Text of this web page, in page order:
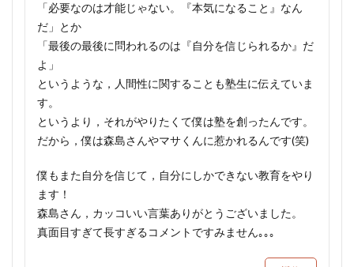
「必要なのは才能じゃない。『本気になること』なん
だ」とか
「最後の最後に問われるのは『自分を信じられるか』だ
よ」
というような，人間性に関することも塾生に伝えていま
す。
というより，それがやりたくて僕は塾を創ったんです。
だから，僕は森島さんやマサくんに惹かれるんです(笑)
僕もまた自分を信じて，自分にしかできない教育をやり
ます！
森島さん，カッコいい言葉ありがとうございました。
真面目すぎて長すぎるコメントですみません｡｡｡